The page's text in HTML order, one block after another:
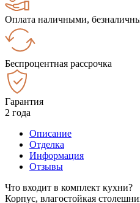
Оплата наличными,
Беспроцентная рассрочка
Гарантия
2 года
Описание
Отделка
Информация
Отзывы
Что входит в комплект кухни?
Корпус, влагостойкая